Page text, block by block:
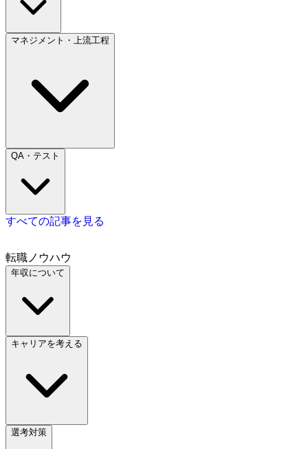
マネジメント・上流工程
QA・テスト
すべての記事を見る
転職ノウハウ
年収について
キャリアを考える
選考対策